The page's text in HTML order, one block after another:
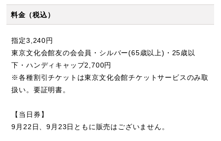
料金（税込）
指定3,240円
東京文化会館友の会会員・シルバー(65歳以上)・25歳以
下・ハンディキャップ2,700円
※各種割引チケットは東京文化会館チケットサービスのみ取
扱い。要証明書。
【当日券】
9月22日、9月23日ともに販売はございません。